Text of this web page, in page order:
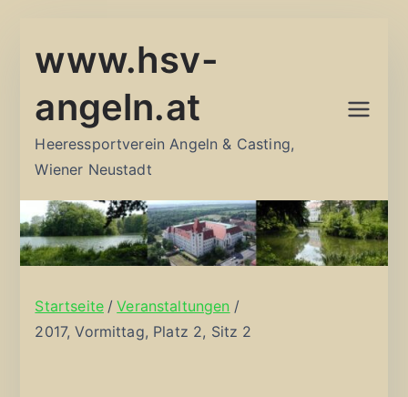
Inhalt
www.hsv-
angeln.at
Heeressportverein Angeln & Casting,
Wiener Neustadt
Startseite
Veranstaltungen
2017, Vormittag, Platz 2, Sitz 2